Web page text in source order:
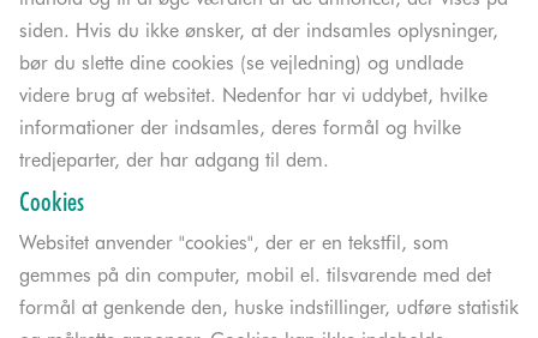
siden. Hvis du ikke ønsker, at der indsamles oplysninger,
bør du slette dine cookies (se vejledning) og undlade
videre brug af websitet. Nedenfor har vi uddybet, hvilke
informationer der indsamles, deres formål og hvilke
tredjeparter, der har adgang til dem.
Cookies
Websitet anvender "cookies", der er en tekstfil, som
gemmes på din computer, mobil el. tilsvarende med det
formål at genkende den, huske indstillinger, udføre statistik